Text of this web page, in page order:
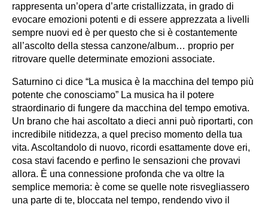
rappresenta un’opera d’arte cristallizzata, in grado di
evocare emozioni potenti e di essere apprezzata a livelli
sempre nuovi ed è per questo che si è costantemente
all’ascolto della stessa canzone/album… proprio per
ritrovare quelle determinate emozioni associate.
Saturnino ci dice “La musica è la macchina del tempo più
potente che conosciamo” La musica ha il potere
straordinario di fungere da macchina del tempo emotiva.
Un brano che hai ascoltato a dieci anni può riportarti, con
incredibile nitidezza, a quel preciso momento della tua
vita. Ascoltandolo di nuovo, ricordi esattamente dove eri,
cosa stavi facendo e perfino le sensazioni che provavi
allora. È una connessione profonda che va oltre la
semplice memoria: è come se quelle note risvegliassero
una parte di te, bloccata nel tempo, rendendo vivo il